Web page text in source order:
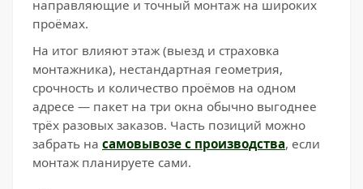
направляющие и точный монтаж на широких
проёмах.
На итог влияют этаж (выезд и страховка
монтажника), нестандартная геометрия,
срочность и количество проёмов на одном
адресе — пакет на три окна обычно выгоднее
трёх разовых заказов. Часть позиций можно
забрать на самовывозе с производства, если
монтаж планируете сами.